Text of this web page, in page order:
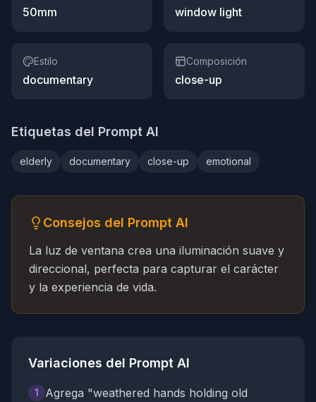
50mm window light
Estilo
documentary
Composición
close-up
Etiquetas del Prompt AI
elderly documentary close-up emotional
Consejos del Prompt AI
La luz de ventana crea una iluminación suave y
direccional, perfecta para capturar el carácter
y la experiencia de vida.
Variaciones del Prompt AI
1
Agrega "weathered hands holding old